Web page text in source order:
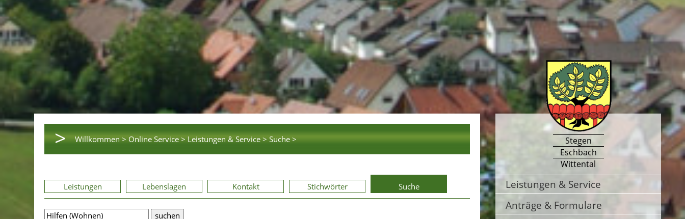
> Willkommen > Online Service > Leistungen & Service > Suche >
Leistungen Lebenslagen Kontakt Stichwörter Suche
Stegen
Eschbach
Wittental
Leistungen & Service
Anträge & Formulare